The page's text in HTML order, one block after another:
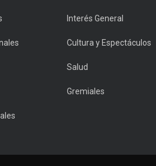
Interés General
Cultura y Espectáculos
Salud
Gremiales